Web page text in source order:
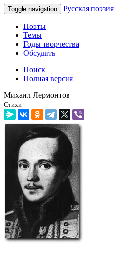
Toggle navigation Русская поэзия
Поэты
Темы
Годы творчества
Обсудить
Поиск
Полная версия
Михаил Лермонтов
Стихи